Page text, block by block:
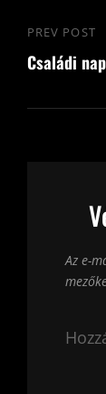
Previous
Post
PREV POST
Családi nap
Az e-